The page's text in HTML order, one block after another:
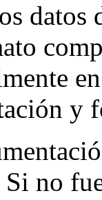
datos
y
no